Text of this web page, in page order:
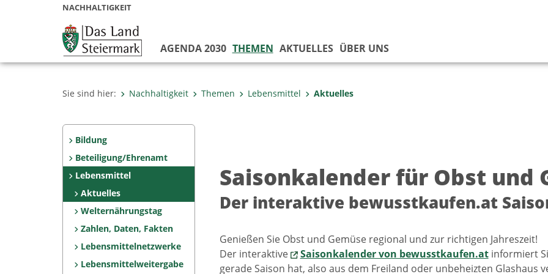
NACHHALTIGKEIT
AGENDA 2030 THEMEN AKTUELLES ÜBER UNS
Sie sind hier: Nachhaltigkeit Themen Lebensmittel Aktuelles
Bildung
Beteiligung/Ehrenamt
Lebensmittel
Aktuelles
Welternährungstag
Zahlen, Daten, Fakten
Lebensmittelnetzwerke
Lebensmittelweitergabe
Saisonkalender für Obst und
Der interaktive bewusstkaufen.at
Genießen Sie Obst und Gemüse regional und zur richtigen Jahreszeit!
Der interaktive
Saisonkalender von bewusstkaufen.atinformiert
gerade Saison hat, also aus dem Freiland oder unbeheizten Glashaus